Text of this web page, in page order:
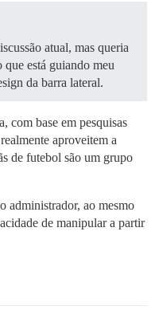
atual, mas queria
está guiando meu
da barra lateral.
com base em pesquisas
aproveitem a
de futebol são um grupo
administrador, ao mesmo
de manipular a partir